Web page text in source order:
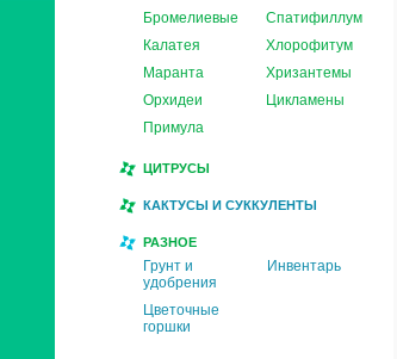
Бромелиевые
Спатифиллум
Калатея
Хлорофитум
Маранта
Хризантемы
Орхидеи
Цикламены
Примула
ЦИТРУСЫ
КАКТУСЫ И СУККУЛЕНТЫ
РАЗНОЕ
Грунт и
удобрения
Инвентарь
Цветочные
горшки